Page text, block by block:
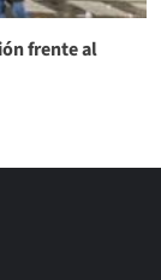
frente al